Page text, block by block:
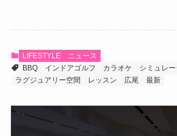
LIFESTYLE
ニュース
BBQ
インドアゴルフ カラオケ シミュレ
ラグジュアリー空間
レッスン 広尾 最新